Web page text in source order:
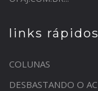
links rápidos
COLUNAS
DESBASTANDO O